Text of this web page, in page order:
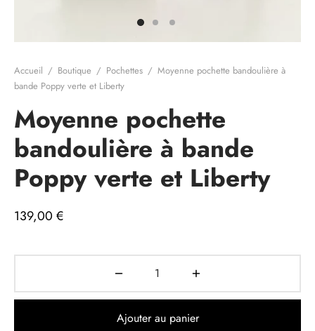
Accueil / Boutique / Pochettes / Moyenne pochette bandoulière à
bande Poppy verte et Liberty
Moyenne pochette
bandoulière à bande
Poppy verte et Liberty
139,00 €
Ajouter au panier